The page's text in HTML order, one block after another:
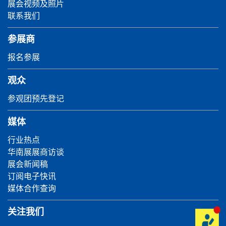
展会视频及照片
联系我们
参展商
报名参展
观众
参观团预先登记
媒体
行业热点
华南展展商访谈
展会新闻稿
订阅电子快讯
媒体合作查询
关注我们